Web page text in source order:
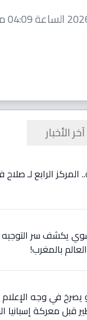
آخر الأخبار
المركز الرابع لـ
يكشف سر التوجيه
بالمغرب!
قبل معركة إسبانيا